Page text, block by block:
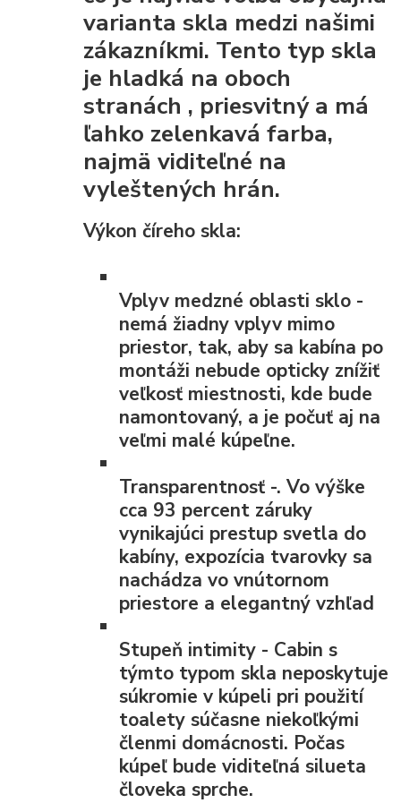
varianta skla medzi našimi
zákazníkmi. Tento typ skla
je hladká na oboch
stranách , priesvitný a má
ľahko zelenkavá farba,
najmä viditeľné na
vyleštených hrán.
Výkon číreho skla:
Vplyv medzné oblastisklo -
nemá žiadny vplyv mimo
priestor, tak, aby sa kabína po
montáži nebude opticky znížiť
veľkosť miestnosti, kde bude
namontovaný, a je počuť aj na
veľmi malé kúpeľne.
Transparentnosť -. Vo výške
cca 93 percent záruky
vynikajúci prestup svetla do
kabíny, expozícia tvarovky sa
nachádza vo vnútornom
priestore a elegantný vzhľad
Stupeň intimity - Cabin s
týmto typom skla neposkytuje
súkromie v kúpeli pri použití
toalety súčasne niekoľkými
členmi domácnosti. Počas
kúpeľ bude viditeľná silueta
človeka sprche.